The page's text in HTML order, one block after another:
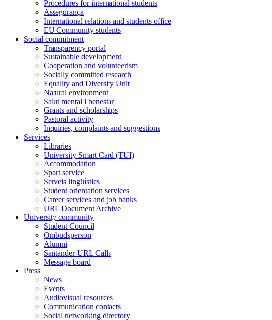
Procedures for international students
Assegurança
International relations and students office
EU Community students
Social commitment
Transparency portal
Sustainable development
Cooperation and volunteerism
Socially committed research
Equality and Diversity Unit
Natural environment
Salut mental i benestar
Grants and scholarships
Pastoral activity
Inquiries, complaints and suggestions
Services
Libraries
University Smart Card (TUI)
Accommodation
Sport service
Serveis lingüístics
Student orientation services
Career services and job banks
URL Document Archive
University community
Student Council
Ombudsperson
Alumni
Santander-URL Calls
Message board
Press
News
Events
Audiovisual resources
Communication contacts
Social networking directory